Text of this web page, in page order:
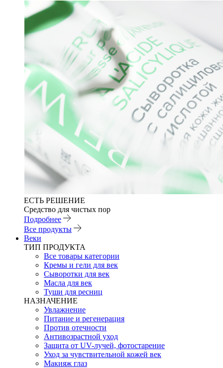
ЕСТЬ РЕШЕНИЕ
Средство для чистых пор
Подробнее
Все продукты
Веки
ТИП ПРОДУКТА
Все товары категории
Кремы и гели для век
Сыворотки для век
Масла для век
Туши для ресниц
НАЗНАЧЕНИЕ
Увлажнение
Питание и регенерация
Против отечности
Антивозрастной уход
Защита от UV-лучей, фотостарение
Уход за чувствительной кожей век
Макияж глаз